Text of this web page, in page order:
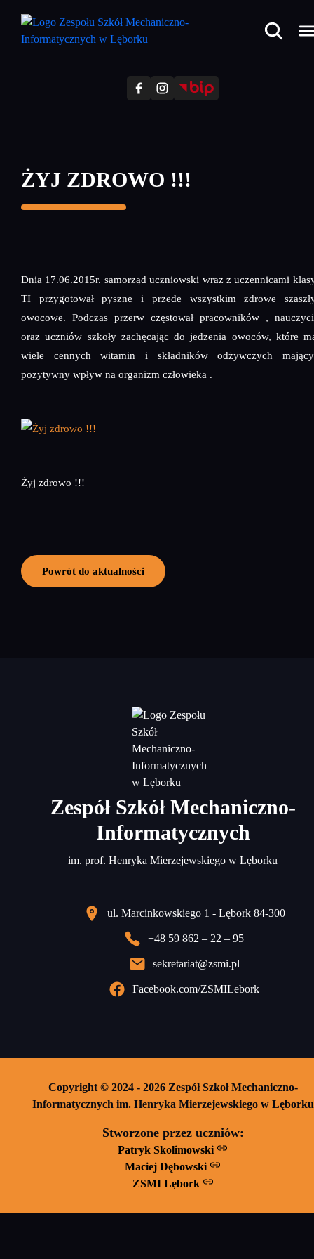
treści
ŻYJ ZDROWO !!!
Dnia 17.06.2015r. samorząd uczniowski wraz z uczennicami
TI przygotował pyszne i przede wszystkim zdrowe
owocowe. Podczas przerw częstował pracowników ,
oraz uczniów szkoły zachęcając do jedzenia owoców, które
wiele cennych witamin i składników odżywczych
pozytywny wpływ na organizm człowieka .
Żyj zdrowo !!!
Powrót do aktualności
Zespół Szkół Mechaniczno-
Informatycznych
im. prof. Henryka Mierzejewskiego w Lęborku
ul. Marcinkowskiego 1 - Lębork 84-300
+48 59 862 – 22 – 95
sekretariat@zsmi.pl
Facebook.com/ZSMILebork
Copyright © 2024 - 2026 Zespół Szkoł Mechaniczno-
Informatycznych im. Henryka Mierzejewskiego w Lęborku
Stworzone przez uczniów:
Patryk Skolimowski
Maciej Dębowski
ZSMI Lębork